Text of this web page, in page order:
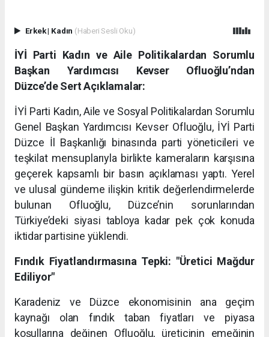
Erkek| Kadın (Haberi Sesli Oku)
İYİ Parti Kadın ve Aile Politikalardan Sorumlu
Başkan Yardımcısı Kevser Ofluoğlu’ndan
Düzce’de Sert Açıklamalar:
İYİ Parti Kadın, Aile ve Sosyal Politikalardan Sorumlu
Genel Başkan Yardımcısı Kevser Ofluoğlu, İYİ Parti
Düzce İl Başkanlığı binasında parti yöneticileri ve
teşkilat mensuplarıyla birlikte kameraların karşısına
geçerek kapsamlı bir basın açıklaması yaptı. Yerel
ve ulusal gündeme ilişkin kritik değerlendirmelerde
bulunan Ofluoğlu, Düzce’nin sorunlarından
Türkiye’deki siyasi tabloya kadar pek çok konuda
iktidar partisine yüklendi.
Fındık Fiyatlandırmasına Tepki: "Üretici Mağdur
Ediliyor"
Karadeniz ve Düzce ekonomisinin ana geçim
kaynağı olan fındık taban fiyatları ve piyasa
koşullarına değinen Ofluoğlu, üreticinin emeğinin